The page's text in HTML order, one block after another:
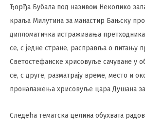
Ђорђа Бубала под називом Неколико
краља Милутина за манастир Бањску
дипломатичка истраживања
се, с једне стране, расправља о питању
Светостефанске хрисовуље сачуване у
се, с друге, разматрају време, место и
проналажења хрисовуље цара Душана
Следећа тематска целина обухвата